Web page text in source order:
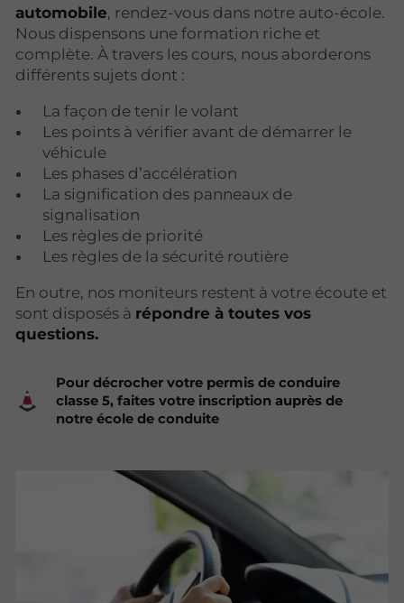
automobile, rendez-vous dans notre auto-école.
Nous dispensons une formation riche et
complète. À travers les cours, nous aborderons
différents sujets dont :
La façon de tenir le volant
Les points à vérifier avant de démarrer le
véhicule
Les phases d’accélération
La signification des panneaux de
signalisation
Les règles de priorité
Les règles de la sécurité routière
En outre, nos moniteurs restent à votre écoute et
sont disposés à répondre à toutes vos
questions.
Pour décrocher votre permis de conduire
classe 5, faites votre inscription auprès de
notre école de conduite